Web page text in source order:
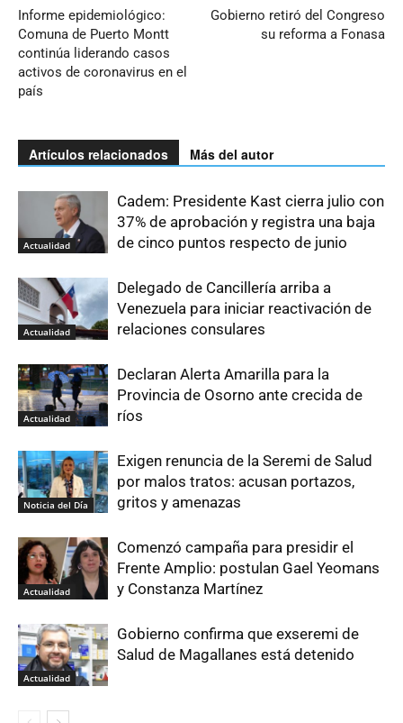
Informe epidemiológico:
Comuna de Puerto Montt
continúa liderando casos
activos de coronavirus en el
país
Gobierno retiró del Congreso
su reforma a Fonasa
Artículos relacionados Más del autor
Actualidad
Cadem: Presidente Kast cierra julio con
37% de aprobación y registra una baja
de cinco puntos respecto de junio
Actualidad
Delegado de Cancillería arriba a
Venezuela para iniciar reactivación de
relaciones consulares
Actualidad
Declaran Alerta Amarilla para la
Provincia de Osorno ante crecida de
ríos
Noticia del Día
Exigen renuncia de la Seremi de Salud
por malos tratos: acusan portazos,
gritos y amenazas
Actualidad
Comenzó campaña para presidir el
Frente Amplio: postulan Gael Yeomans
y Constanza Martínez
Actualidad
Gobierno confirma que exseremi de
Salud de Magallanes está detenido